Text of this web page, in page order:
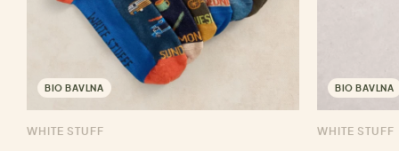
BIO BAVLNA
WHITE STUFF
BIO BAVLNA
WHITE STUFF